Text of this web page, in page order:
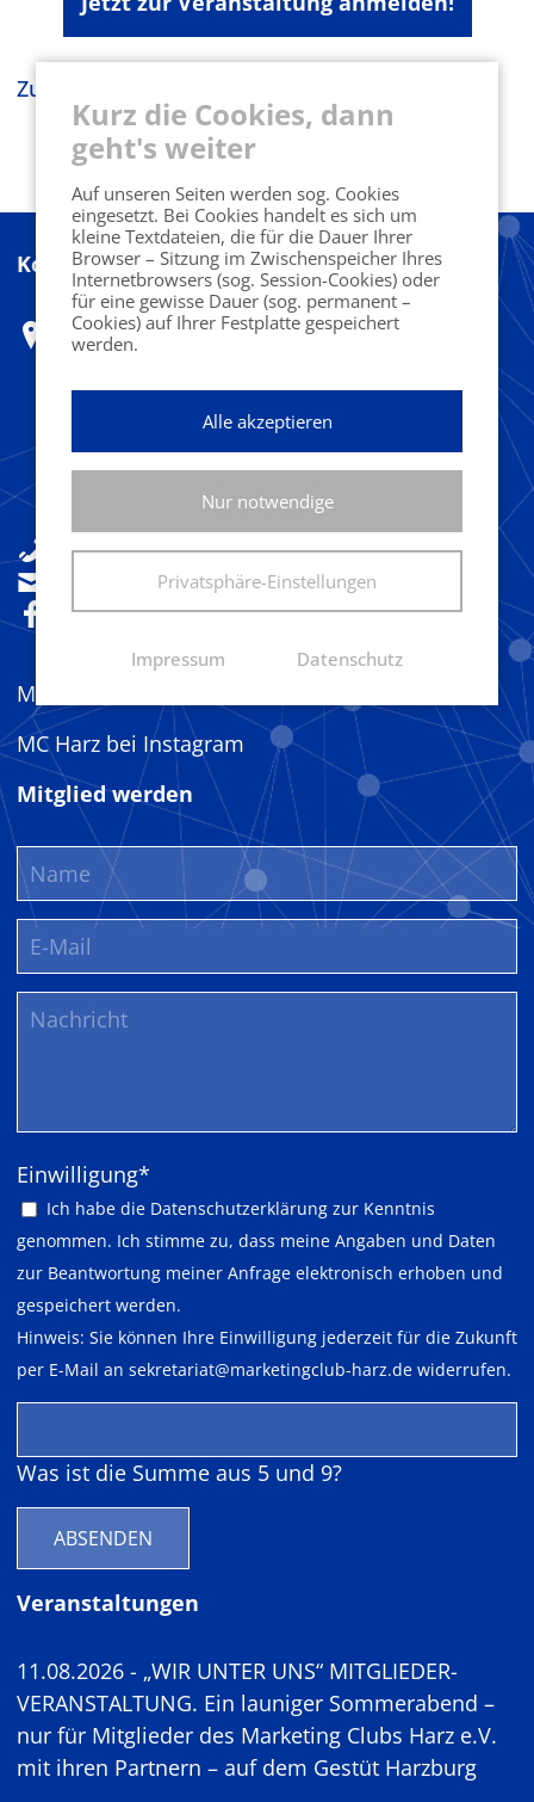
Zurück zur Eventübersicht
Kontakt
Marketing Club Harz e.V.
c/o Designoffice
Fritz-König-Str. 38
38667 Bad Harzburg
+49(0)160 92533841
sekretariat@marketingclub-harz.de
Folgen Sie uns!
MC Harz bei LinkedIn
MC Harz bei Instagram
Mitglied werden
Pflichtfeld
Einwilligung*
Ich habe die Datenschutzerklärung zur Kenntnis
genommen. Ich stimme zu, dass meine Angaben und Daten
zur Beantwortung meiner Anfrage elektronisch erhoben und
gespeichert werden.
Hinweis: Sie können Ihre Einwilligung jederzeit für die Zukunft
per E-Mail an sekretariat@marketingclub-harz.de widerrufen.
Was ist die Summe aus 5 und 9?
ABSENDEN
Veranstaltungen
11.08.2026 - „WIR UNTER UNS“ MITGLIEDER-
VERANSTALTUNG. Ein launiger Sommerabend –
nur für Mitglieder des Marketing Clubs Harz e.V.
mit ihren Partnern – auf dem Gestüt Harzburg
Kurz die Cookies, dann
geht's weiter
Auf unseren Seiten werden sog. Cookies
eingesetzt. Bei Cookies handelt es sich um
kleine Textdateien, die für die Dauer Ihrer
Browser – Sitzung im Zwischenspeicher Ihres
Internetbrowsers (sog. Session-Cookies) oder
für eine gewisse Dauer (sog. permanent –
Cookies) auf Ihrer Festplatte gespeichert
werden.
Alle akzeptieren
Nur notwendige
Privatsphäre-Einstellungen
Impressum Datenschutz